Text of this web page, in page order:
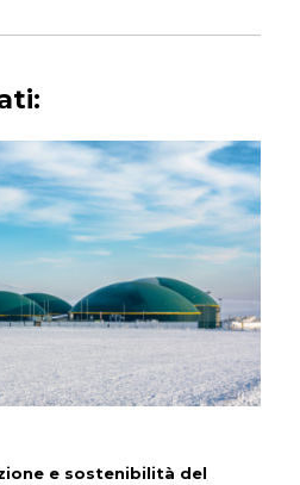
e sostenibilità del